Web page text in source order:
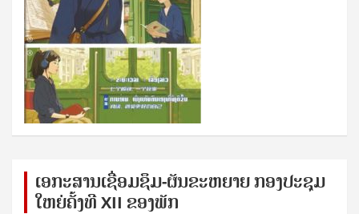
ເອກ​ະ​ສານ​ເຊ​ື່ອມ​ຊ​ຶມ-ຜັນ​ຂະ​ຫ​ຍາຍ ກອງ​ປະ​ຊຸມ​
ໃຫຍ່​ຄັ້ງ​ທີ XII ຂອງ​ພັກ